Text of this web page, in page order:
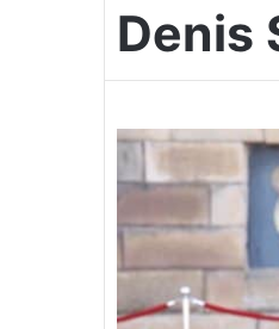
Denis